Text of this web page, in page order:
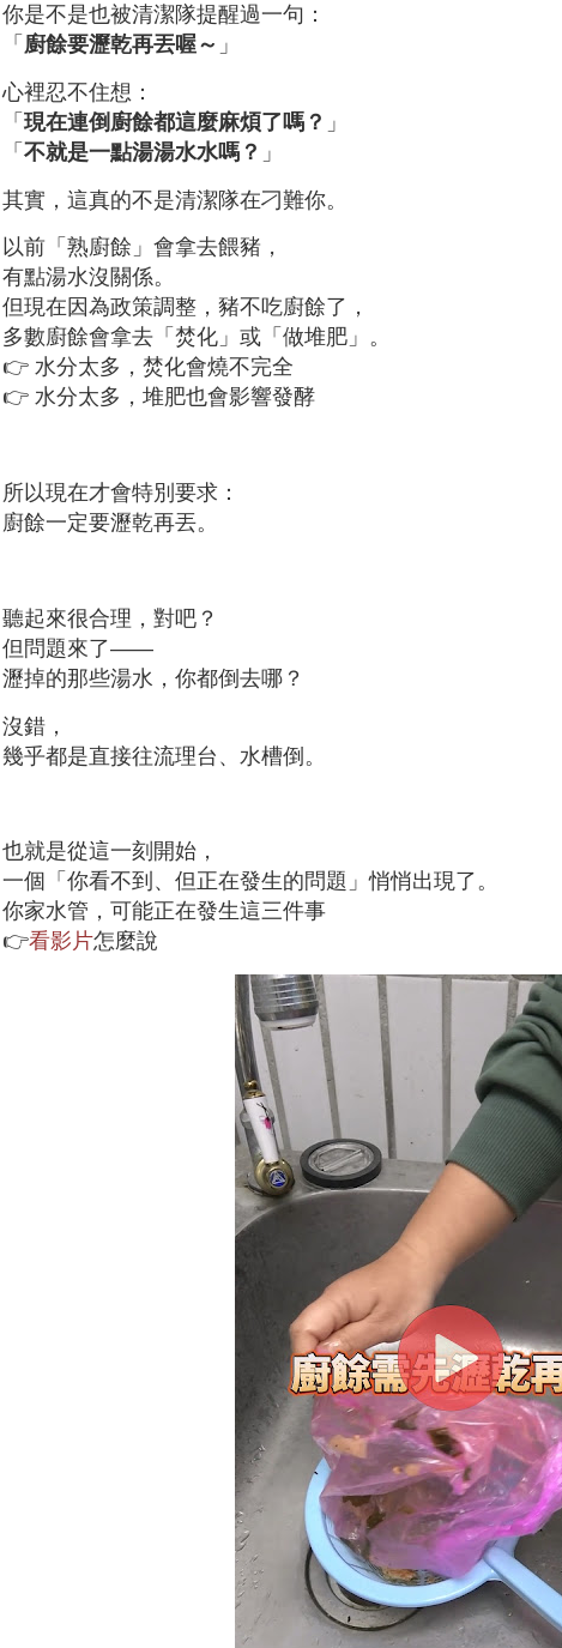
你是不是也被清潔隊提醒過一句：
「 廚餘要瀝乾再丟喔～ 」
心裡忍不住想：
「 現在連倒廚餘都這麼麻煩了嗎？ 」
「 不就是一點湯湯水水嗎？ 」
其實，這真的不是清潔隊在刁難你。
以前「熟廚餘」會拿去餵豬，
有點湯水沒關係。
但現在因為政策調整，豬不吃廚餘了，
多數廚餘會拿去「焚化」或「做堆肥」。
👉 水分太多，焚化會燒不完全
👉 水分太多，堆肥也會影響發酵
所以現在才會特別要求：
廚餘一定要瀝乾再丟。
聽起來很合理，對吧？
但問題來了——
瀝掉的那些湯水，你都倒去哪？
沒錯，
幾乎都是直接往流理台、水槽倒。
也就是從這一刻開始，
一個「你看不到、但正在發生的問題」悄悄出現了。
你家水管，可能正在發生這三件事
👉看影片怎麼說